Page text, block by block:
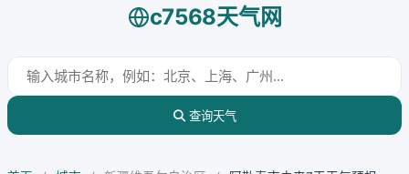
c7568天气网
查询天气